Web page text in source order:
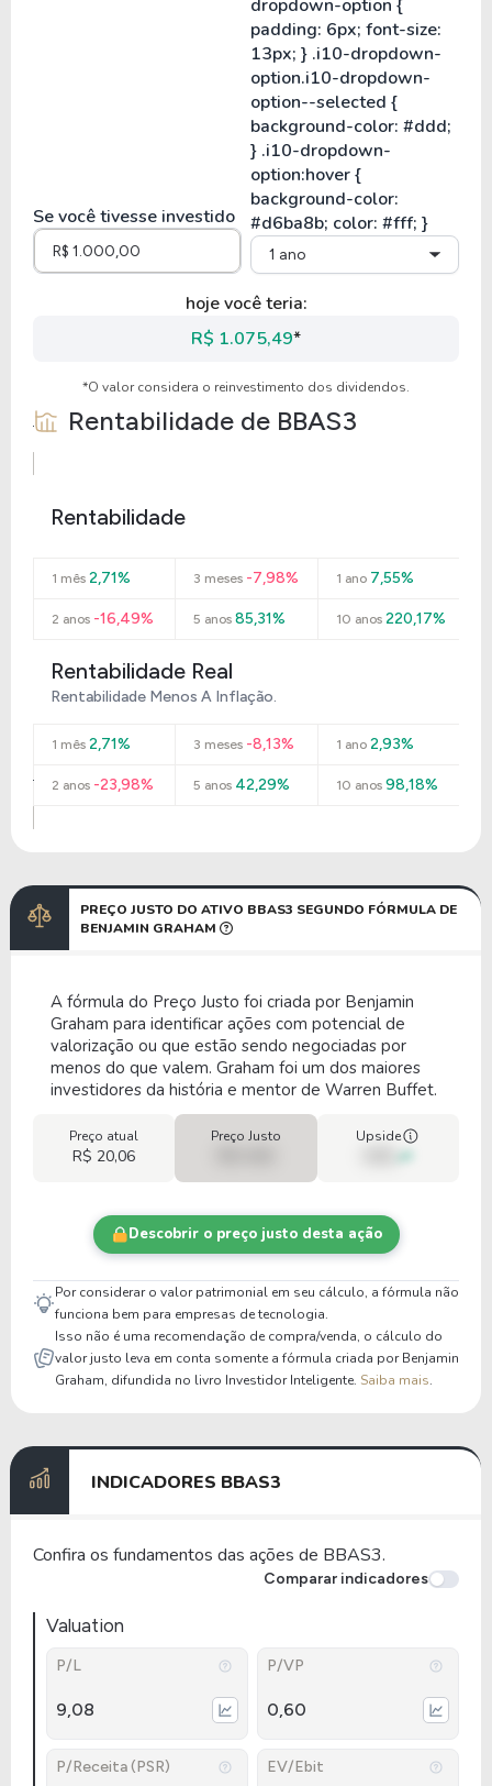
Se você tivesse investido
1 ano
hoje você teria:
R$ 1.075,49*
*O valor considera o reinvestimento dos dividendos.
Rentabilidade de BBAS3
Rentabilidade
1 mês 2,71% 3 meses -7,98% 1 ano7,55%
2 anos -16,49% 5 anos 85,31% 10 anos220,17%
Rentabilidade Real
Rentabilidade Menos A Inflação.
1 mês 2,71% 3 meses -8,13% 1 ano2,93%
2 anos -23,98% 5 anos 42,29% 10 anos98,18%
PREÇO JUSTO DO ATIVO BBAS3 SEGUNDO FÓRMULA DE
BENJAMIN GRAHAM
A fórmula do Preço Justo foi criada por Benjamin
Graham para identificar ações com potencial de
valorização ou que estão sendo negociadas por
menos do que valem. Graham foi um dos maiores
investidores da história e mentor de Warren Buffet.
Preço atual
R$ 20,06
Preço Justo Upside
Descobrir o preço justo desta ação
Por considerar o valor patrimonial em seu cálculo, a fórmula não
funciona bem para empresas de tecnologia.
Isso não é uma recomendação de compra/venda, o cálculo do
valor justo leva em conta somente a fórmula criada por Benjamin
Graham, difundida no livro Investidor Inteligente. Saiba mais.
INDICADORES BBAS3
Confira os fundamentos das ações de BBAS3.
Comparar indicadores
Valuation
P/L
9,08
P/VP
0,60
P/Receita (PSR) EV/Ebit